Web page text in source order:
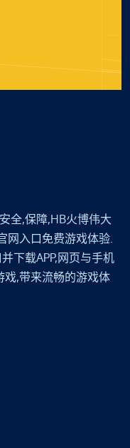
全,保障,HB火博伟大
网入口免费游戏体验.
下载APP,网页与手机
戏,带来流畅的游戏体